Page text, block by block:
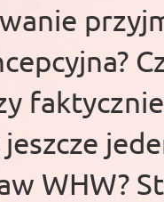
WHW?